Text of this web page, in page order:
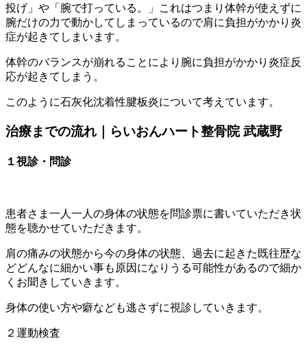
投げ」や「腕で打っている。」これはつまり体幹が使えずに
腕だけの力で動かしてしまっているので肩に負担がかかり炎
症が起きてしまいます。
体幹のバランスが崩れることにより腕に負担がかかり炎症反
応が起きてしまう。
このように石灰化沈着性腱板炎について考えています。
治療までの流れ｜らいおんハート整骨院 武蔵野
１視診・問診
患者さま一人一人の身体の状態を問診票に書いていただき状
態を聴かせていただきます。
肩の痛みの状態から今の身体の状態、過去に起きた既往歴な
どどんなに細かい事も原因になりうる可能性があるので細か
くお聞きしていきます。
身体の使い方や癖なども逃さずに視診していきます。
２運動検査